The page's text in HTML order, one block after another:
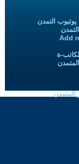
التمدن
Add
ة
المتمدن